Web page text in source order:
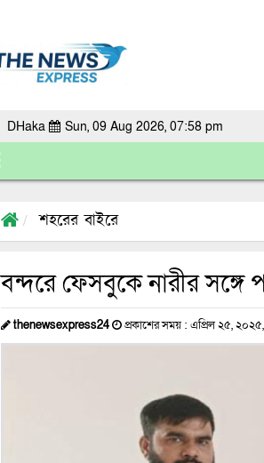
DHaka Sun, 09 Aug 2026, 07:58 pm
শহরের বাইরে
বন্দরে ফেসবুকে নারীর সঙ্গে
thenewsexpress24 প্রকাশের সময় : এপ্রিল ২৫,